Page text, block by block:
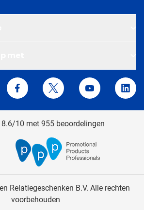
Facebook Twitter YouTube
reviewpercentage is 86
8.6/10 met 955 beoordelingen
Relatiegeschenken B.V. Alle rechten
voorbehouden